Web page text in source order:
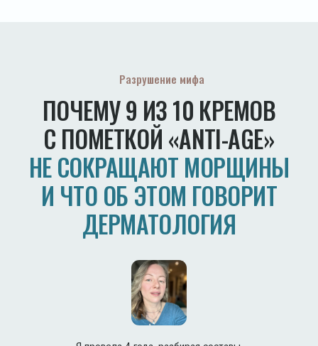
Крем с силиконом делает кожу гладкой мгновенно. Это
ощущение обманывает. Но силикон забивает поры и нарушает
газообмен. Через несколько часов кожа выглядит хуже, чем до
Натуральные масла — это питание и барьер. Но если вам нужен
с доказанной клинической эффективностью. Натуральных
и эффективных одновременно — единицы
Силикон маскирует, а не лечит
Идеолог косметики KEWO, wellness-коуч и косметический критик
c опытом 7 лет и аудиторией 100.000
Я потратила 4 года, тестируя всё, что есть на рынке.
Искала косметику, которой могла бы доверять.
Я её не нашла. Поэтому создала свою